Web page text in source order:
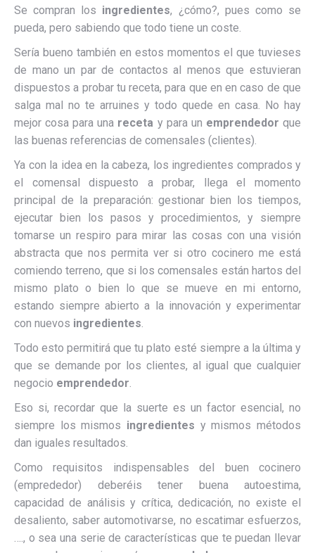
Se compran los ingredientes, ¿cómo?, pues como se
pueda, pero sabiendo que todo tiene un coste.
Sería bueno también en estos momentos el que tuvieses
de mano un par de contactos al menos que estuvieran
dispuestos a probar tu receta, para que en en caso de que
salga mal no te arruines y todo quede en casa. No hay
mejor cosa para una receta y para un emprendedorque
las buenas referencias de comensales (clientes).
Ya con la idea en la cabeza, los ingredientes comprados y
el comensal dispuesto a probar, llega el momento
principal de la preparación: gestionar bien los tiempos,
ejecutar bien los pasos y procedimientos, y siempre
tomarse un respiro para mirar las cosas con una visión
abstracta que nos permita ver si otro cocinero me está
comiendo terreno, que si los comensales están hartos del
mismo plato o bien lo que se mueve en mi entorno,
estando siempre abierto a la innovación y experimentar
con nuevos ingredientes.
Todo esto permitirá que tu plato esté siempre a la última y
que se demande por los clientes, al igual que cualquier
negocio emprendedor.
Eso si, recordar que la suerte es un factor esencial, no
siempre los mismos ingredientes y mismos métodos
dan iguales resultados.
Como requisitos indispensables del buen cocinero
(emprededor) deberéis tener buena autoestima,
capacidad de análisis y crítica, dedicación, no existe el
desaliento, saber automotivarse, no escatimar esfuerzos,
…., o sea una serie de características que te puedan llevar